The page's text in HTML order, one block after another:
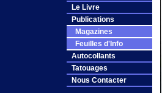
Le Livre
Publications
Magazines
Feuilles d'Info
Autocollants
Tatouages
Nous Contacter